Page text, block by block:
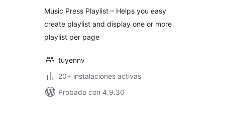
Music Press Playlist – Helps you easy
create playlist and display one or more
playlist per page
tuyennv
20+ instalaciones activas
Probado con 4.9.30